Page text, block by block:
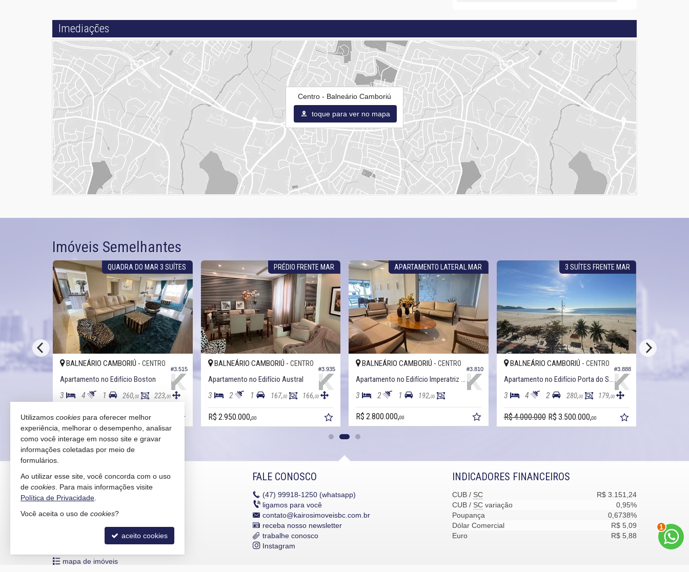
Imediações
Centro - Balneário Camboriú
toque para ver no mapa
Imóveis Semelhantes
QUADRA DO MAR 3 SUÍTES
#3.515
BALNEÁRIO CAMBORIÚ - CENTRO
Apartamento no Edifício Boston
3 4 1 260,00 223,00
R$ 2.950.000,00
PRÉDIO FRENTE MAR
#3.935
BALNEÁRIO CAMBORIÚ - CENTRO
Apartamento no Edifício Austral
3 2 1 167,00 166,00
R$ 2.950.000,00
APARTAMENTO LATERAL MAR
#3.810
BALNEÁRIO CAMBORIÚ - CENTRO
Apartamento no Edifício Imperatriz Residence
3 2 1 192,00
R$ 2.800.000,00
3 SUÍTES FRENTE MAR
#3.888
BALNEÁRIO CAMBORIÚ - CENTRO
Apartamento no Edifício Porta do Sol
3 4 2 280,00 179,00
R$ 4.000.000 R$ 3.500.000,00
KAIRÓS IMÓVEIS
Rua 1121, 100
Balneário Camboriú /
mapa google
indicadores financeiros
mapa de imóveis
FALE CONOSCO
(47) 99918-1250 (whatsapp)
ligamos para você
contato@kairosimoveisbc.com.br
receba nosso newsletter
trabalhe conosco
Instagram
INDICADORES FINANCEIROS
CUB / SC
R$ 3.151,24
CUB / SC variação
0,95%
Poupança
0,6738%
Dólar Comercial
R$ 5,09
Euro
R$ 5,88
Utilizamos cookies para oferecer melhor
experiência, melhorar o desempenho, analisar
como você interage em nosso site e gravar
informações coletadas por meio de
formulários.
Ao utilizar esse site, você concorda com o uso
de cookies . Para mais informações visite
Política de Privacidade
Você aceita o uso de cookies?
aceito cookies